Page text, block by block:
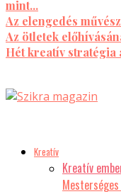
mint...
Az elengedés
Az ötletek
Hét kreatív
Kreatív
Kreatív